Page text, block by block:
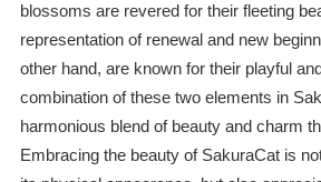
blossoms are revered for their fleeting
representation of renewal and new
other hand, are known for their playful
combination of these two elements in
harmonious blend of beauty and charm
Embracing the beauty of SakuraCat is